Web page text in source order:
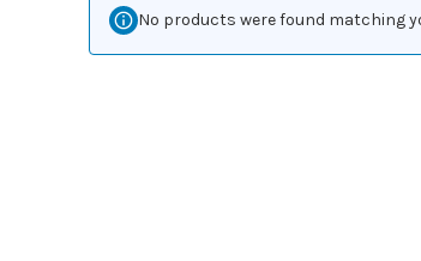
No products were found matching